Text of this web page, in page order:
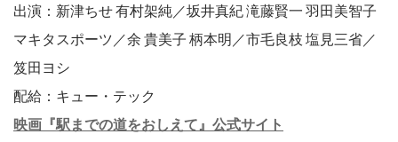
出演：新津ちせ 有村架純／坂井真紀 滝藤賢一 羽田美智子
マキタスポーツ／余 貴美子 柄本明／市毛良枝 塩見三省／
笈田ヨシ
配給：キュー・テック
映画『駅までの道をおしえて』公式サイト